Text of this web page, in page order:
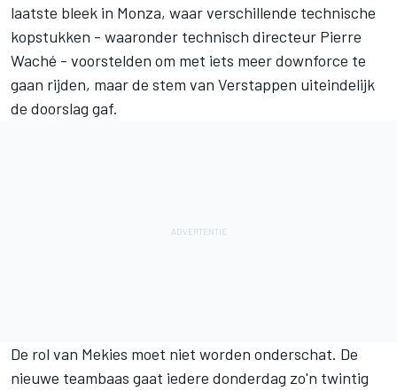
laatste bleek in Monza, waar verschillende technische
kopstukken - waaronder technisch directeur Pierre
Waché - voorstelden om met iets meer downforce te
gaan rijden, maar de stem van Verstappen uiteindelijk
de doorslag gaf.
De rol van Mekies moet niet worden onderschat. De
nieuwe teambaas gaat iedere donderdag zo'n twintig